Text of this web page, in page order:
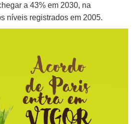
a 43% em 2030, na
níveis registrados em 2005.